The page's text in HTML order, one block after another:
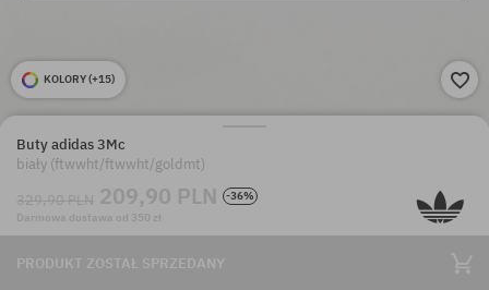
KOLORY (+15)
Buty adidas 3Mc
biały (ftwwht/ftwwht/goldmt)
329,90 PLN 209,90 PLN
-36%
Darmowa dostawa od 350 zł
PRODUKT ZOSTAŁ SPRZEDANY